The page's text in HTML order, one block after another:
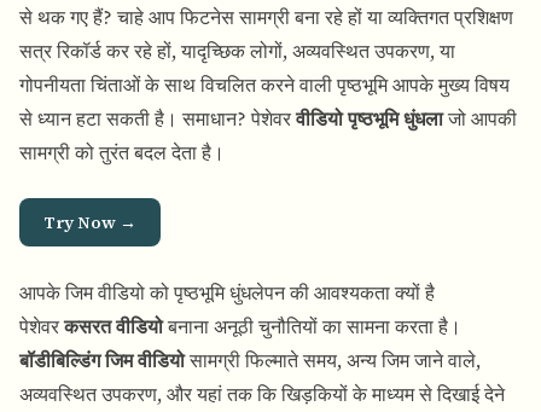
से थक गए हैं? चाहे आप फिटनेस सामग्री बना रहे हों या व्यक्तिगत प्रशिक्षण
सत्र रिकॉर्ड कर रहे हों, यादृच्छिक लोगों, अव्यवस्थित उपकरण, या
गोपनीयता चिंताओं के साथ विचलित करने वाली पृष्ठभूमि आपके मुख्य विषय
से ध्यान हटा सकती है। समाधान? पेशेवरवीडियो पृष्ठभूमि धुंधलाजो आपकी
सामग्री को तुरंत बदल देता है।
Try Now →
आपके जिम वीडियो को पृष्ठभूमि धुंधलेपन की आवश्यकता क्यों है
पेशेवरकसरत वीडियोबनाना अनूठी चुनौतियों का सामना करता है।
बॉडीबिल्डिंग जिम वीडियोसामग्री फिल्माते समय, अन्य जिम जाने वाले,
अव्यवस्थित उपकरण, और यहां तक कि खिड़कियों के माध्यम से दिखाई देने